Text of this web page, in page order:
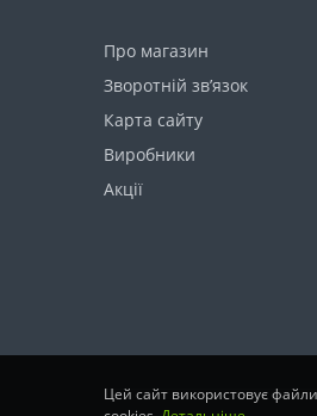
Про магазин
Зворотній зв’язок
Карта сайту
Виробники
Акції
Цей сайт використовує